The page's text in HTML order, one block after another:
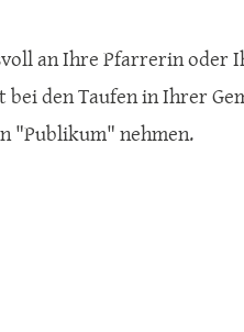
an Ihre Pfarrerin oder
den Taufen in Ihrer
"Publikum" nehmen.